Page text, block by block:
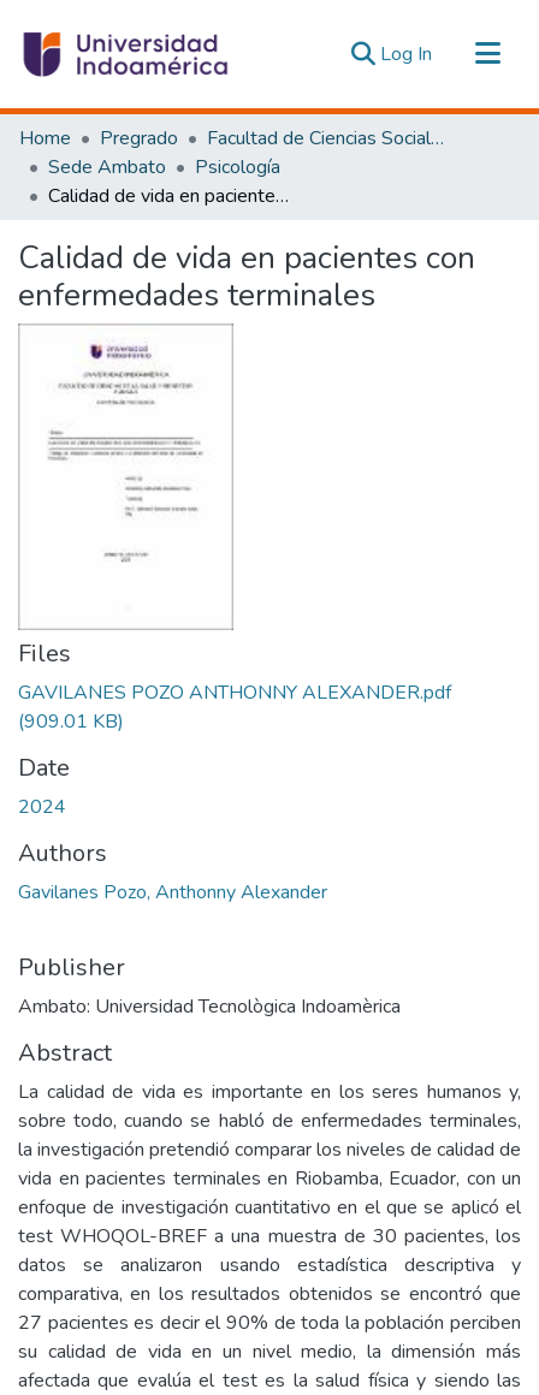
Log In (current)
Communities & Collections
All of DSpace
Statistics
Home Pregrado
Facultad de Ciencias Sociales y Humanas
Sede Ambato
Psicología
Calidad de vida en pacientes con enfermedades terminales
Calidad de vida en pacientes con
enfermedades terminales
Files
GAVILANES POZO ANTHONNY ALEXANDER.pdf
(909.01 KB)
Date
2024
Authors
Gavilanes Pozo, Anthonny Alexander
Publisher
Ambato: Universidad Tecnològica Indoamèrica
Abstract
La calidad de vida es importante en los seres humanos y,
sobre todo, cuando se habló de enfermedades terminales,
la investigación pretendió comparar los niveles de calidad de
vida en pacientes terminales en Riobamba, Ecuador, con un
enfoque de investigación cuantitativo en el que se aplicó el
test WHOQOL-BREF a una muestra de 30 pacientes, los
datos se analizaron usando estadística descriptiva y
comparativa, en los resultados obtenidos se encontró que
27 pacientes es decir el 90% de toda la población perciben
su calidad de vida en un nivel medio, la dimensión más
afectada que evalúa el test es la salud física y siendo las